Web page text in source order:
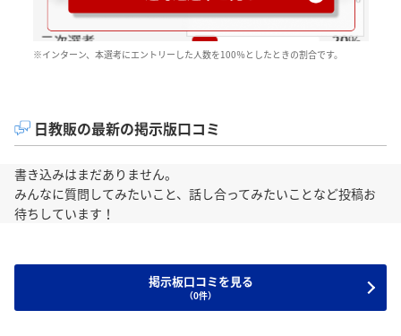
※インターン、本選考にエントリーした人数を100％としたときの割合です。
日教販の最新の掲示版口コミ
書き込みはまだありません。
みんなに質問してみたいこと、話し合ってみたいことなど投稿お
待ちしています！
掲示板口コミを見る
（0件）